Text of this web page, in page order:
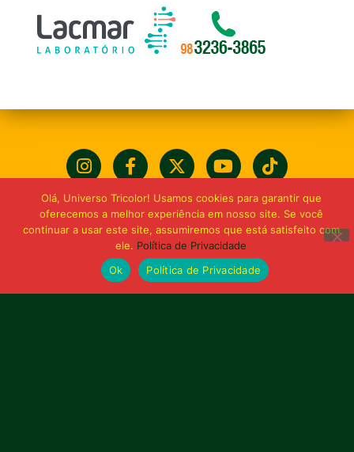
Olá, Universo Tricolor! Usamos cookies para garantir que
oferecemos a melhor experiência em nosso site. Se você
continuar a usar este site, assumiremos que está satisfeito com
ele. Política de Privacidade
Ok
Política de Privacidade